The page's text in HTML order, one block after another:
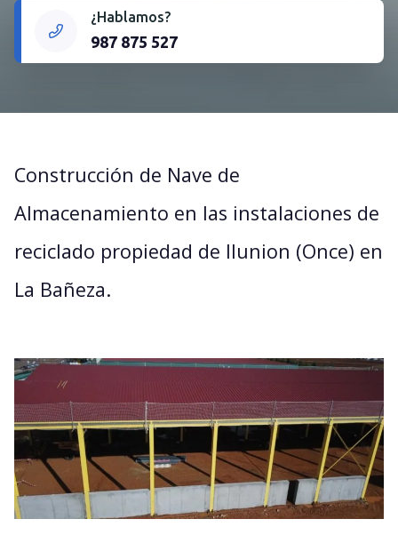
¿Hablamos?
987 875 527
Construcción de Nave de
Almacenamiento en las instalaciones de
reciclado propiedad de Ilunion (Once) en
La Bañeza.